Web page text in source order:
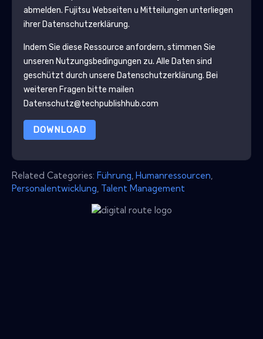
abmelden. Fujitsu Webseiten u Mitteilungen unterliegen
ihrer Datenschutzerklärung.
Indem Sie diese Ressource anfordern, stimmen Sie
unseren Nutzungsbedingungen zu. Alle Daten sind
geschützt durch unsere Datenschutzerklärung. Bei
weiteren Fragen bitte mailen
Datenschutz@techpublishhub.com
DOWNLOAD
Related Categories: Führung Humanressourcen
Personalentwicklung Talent Management